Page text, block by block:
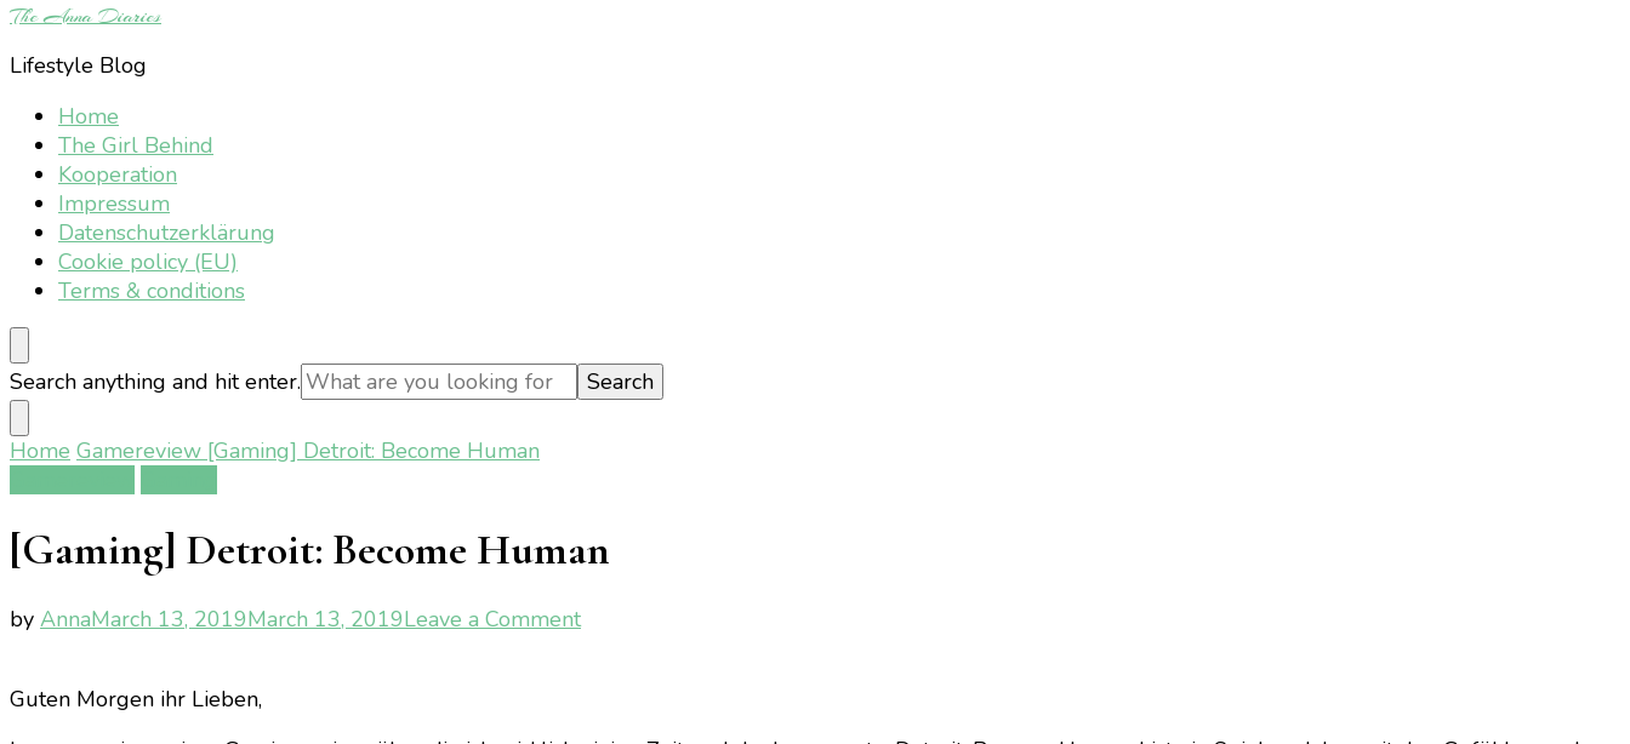
The Anna Diaries
Lifestyle Blog
Home
The Girl Behind
Kooperation
Impressum
Datenschutzerklärung
Cookie policy (EU)
Terms & conditions
Looking
for
Something?
Search anything and hit enter.
Home Gamereview [Gaming] Detroit: Become Human
[Gaming] Detroit: Become Human
by AnnaMarch 13, 2019March 13, 2019Leave a Commenton
Human
Guten Morgen ihr Lieben,